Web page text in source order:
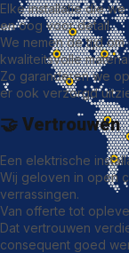
Elke installatie die
en oog voor detail.
We nemen de tijd
kwaliteitsvolle
Zo garanderen we
er ook verzorgd
🤝Vertrouwen
Een elektrische
Wij geloven in open
verrassingen.
Van offerte tot
Dat vertrouwen
consequent goed